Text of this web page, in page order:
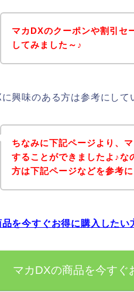
マカDXのクーポンや割引セ
してみました～♪
興味のある方は参考にして
ちなみに下記ページより、
することができましたよ♪な
方は下記ページなどを参考
を今すぐお得に購入したい
マカDXの商品を今すぐ